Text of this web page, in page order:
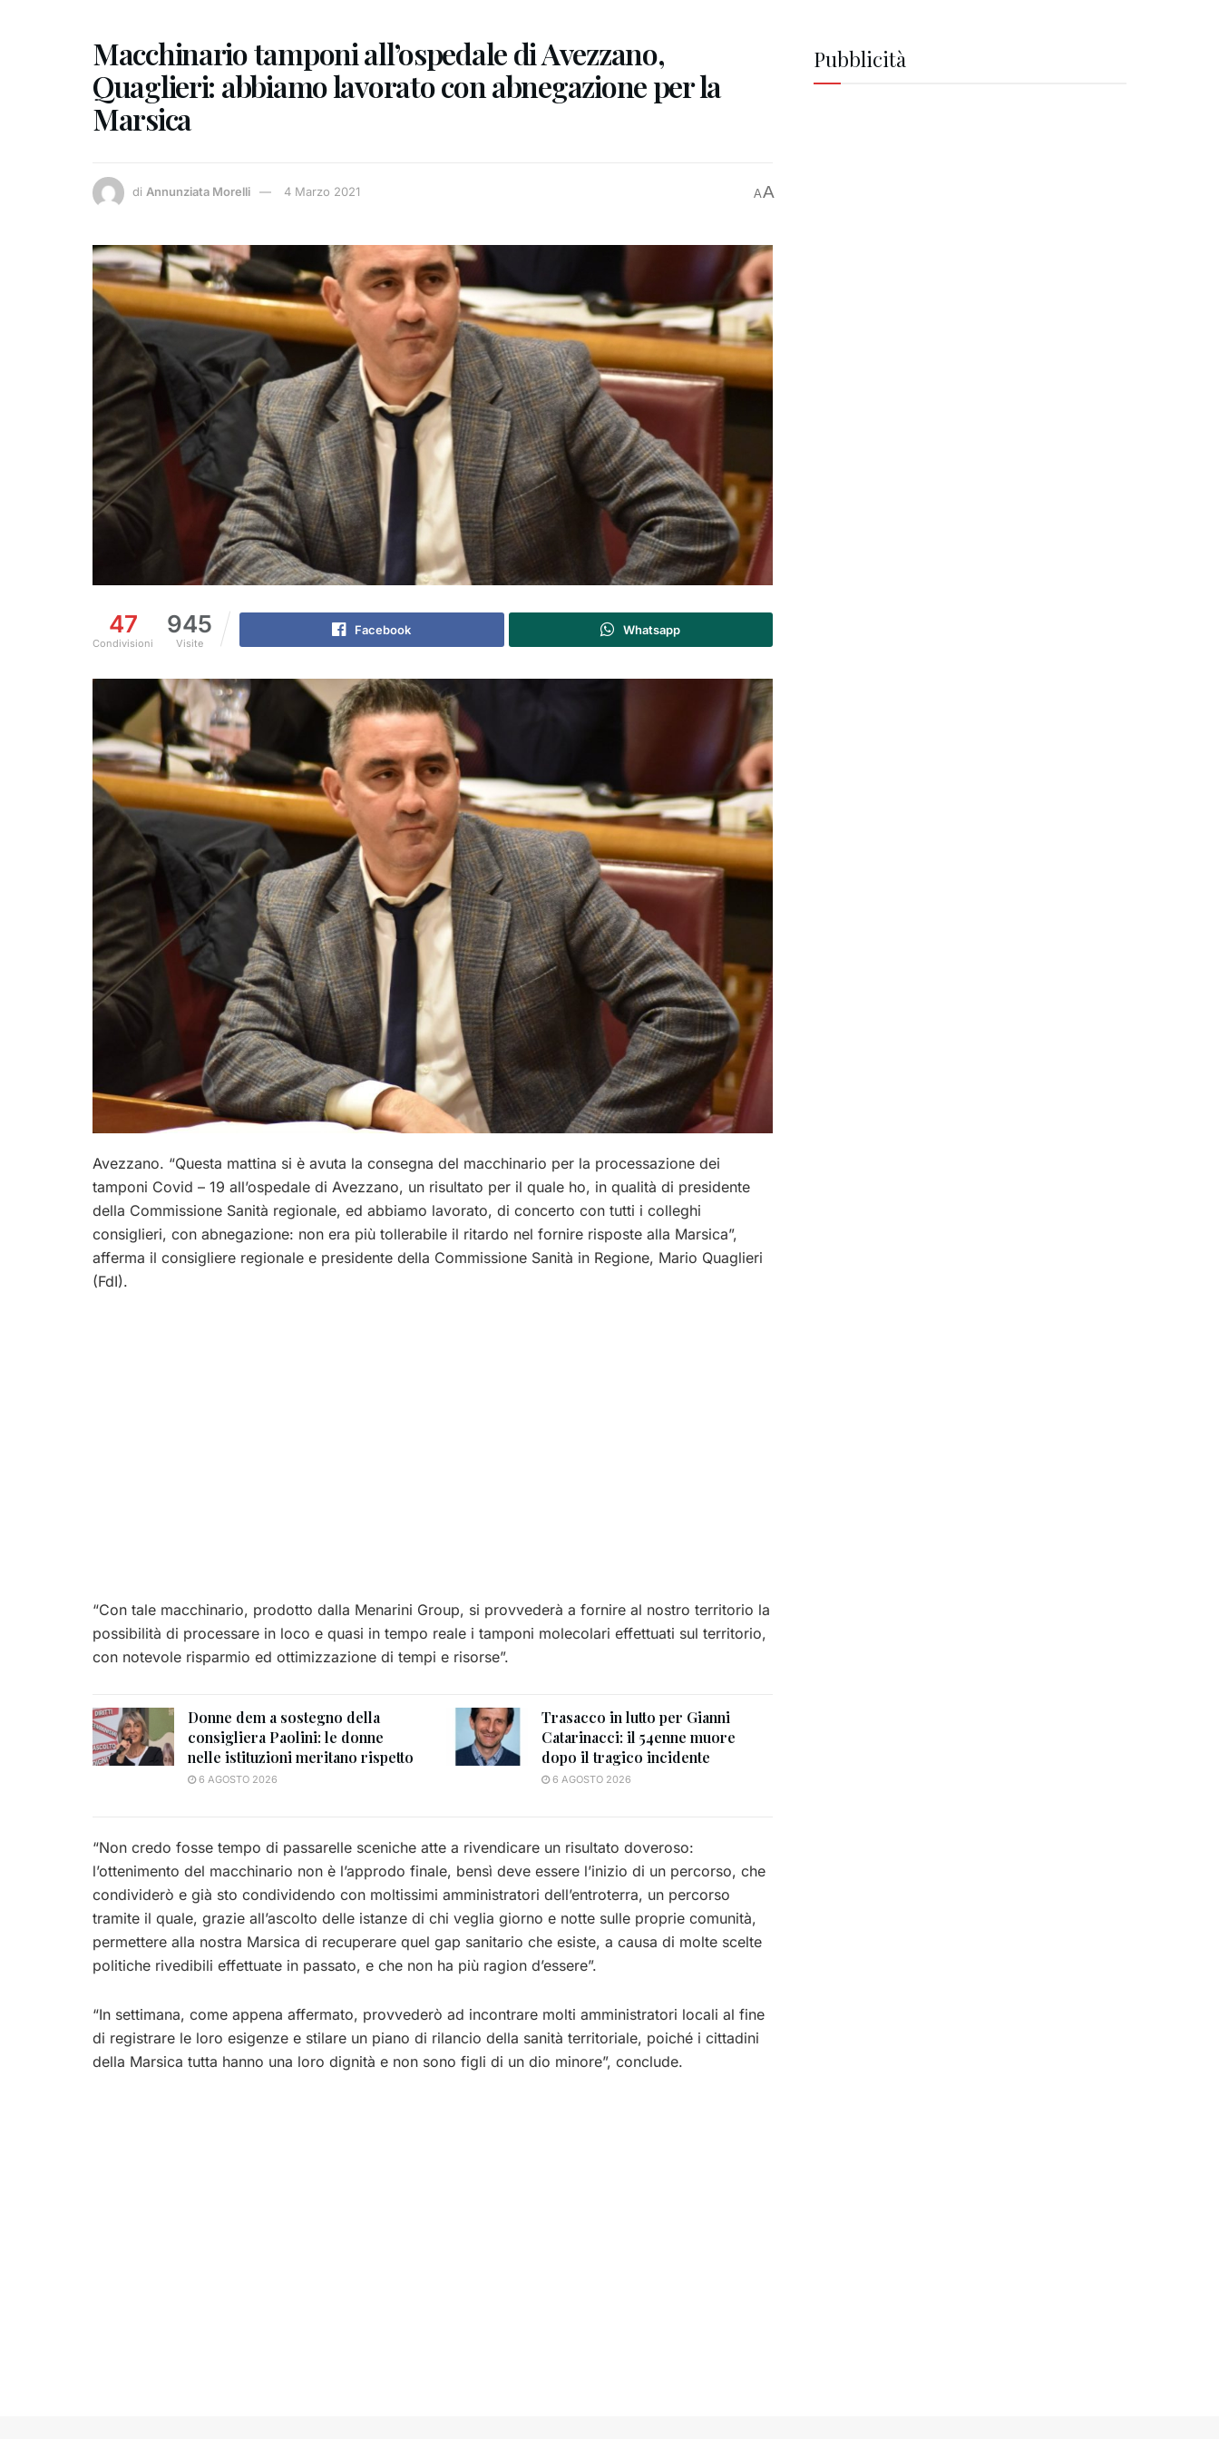
Macchinario tamponi all’ospedale di Avezzano,
Quaglieri: abbiamo lavorato con abnegazione per la
Marsica
di Annunziata Morelli 4 Marzo 2021 AA
47
Condivisioni
945
Visite
Facebook Whatsapp
Avezzano. “Questa mattina si è avuta la consegna del macchinario per la processazione dei
tamponi Covid – 19 all’ospedale di Avezzano, un risultato per il quale ho, in qualità di presidente
della Commissione Sanità regionale, ed abbiamo lavorato, di concerto con tutti i colleghi
consiglieri, con abnegazione: non era più tollerabile il ritardo nel fornire risposte alla Marsica”,
afferma il consigliere regionale e presidente della Commissione Sanità in Regione, Mario Quaglieri
(FdI).
“Con tale macchinario, prodotto dalla Menarini Group, si provvederà a fornire al nostro territorio la
possibilità di processare in loco e quasi in tempo reale i tamponi molecolari effettuati sul territorio,
con notevole risparmio ed ottimizzazione di tempi e risorse”.
Donne dem a sostegno della
consigliera Paolini: le donne
nelle istituzioni meritano rispetto
6 AGOSTO 2026
Trasacco in lutto per Gianni
Catarinacci: il 54enne muore
dopo il tragico incidente
6 AGOSTO 2026
“Non credo fosse tempo di passarelle sceniche atte a rivendicare un risultato doveroso:
l’ottenimento del macchinario non è l’approdo finale, bensì deve essere l’inizio di un percorso, che
condividerò e già sto condividendo con moltissimi amministratori dell’entroterra, un percorso
tramite il quale, grazie all’ascolto delle istanze di chi veglia giorno e notte sulle proprie comunità,
permettere alla nostra Marsica di recuperare quel gap sanitario che esiste, a causa di molte scelte
politiche rivedibili effettuate in passato, e che non ha più ragion d’essere”.
“In settimana, come appena affermato, provvederò ad incontrare molti amministratori locali al fine
di registrare le loro esigenze e stilare un piano di rilancio della sanità territoriale, poiché i cittadini
della Marsica tutta hanno una loro dignità e non sono figli di un dio minore”, conclude.
Pubblicità